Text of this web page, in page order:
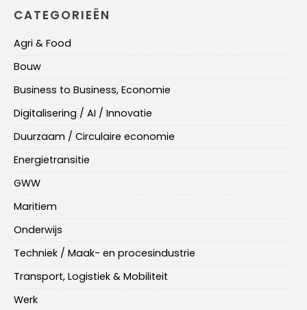
CATEGORIEËN
Agri & Food
Bouw
Business to Business, Economie
Digitalisering / AI / Innovatie
Duurzaam / Circulaire economie
Energietransitie
GWW
Maritiem
Onderwijs
Techniek / Maak- en procesindustrie
Transport, Logistiek & Mobiliteit
Werk